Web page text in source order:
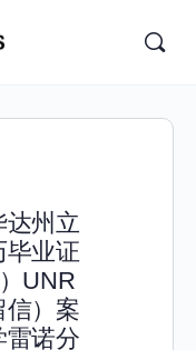
达州立
毕业证
UNR
信）案
雷诺分